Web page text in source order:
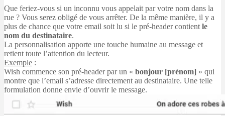
Que feriez-vous si un inconnu vous appelait par votre nom dans la
rue ? Vous serez obligé de vous arrêter. De la même manière, il y a
plus de chance que votre email soit lu si le pré-header contient le
nom du destinataire.
La personnalisation apporte une touche humaine au message et
retient toute l’attention du lecteur.
Exemple :
Wish commence son pré-header par un « bonjour [prénom] » qui
montre que l’email s’adresse directement au destinataire. Une telle
formulation donne envie d’ouvrir le message.